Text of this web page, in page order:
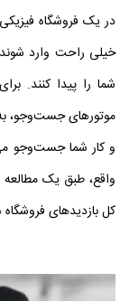
در یک فروشگاه
خیلی راحت وارد شوند.
شما را پیدا کنند.
موتورهای جست‌وجو،
و کار شما جست‌وجو
کل بازدیدهای